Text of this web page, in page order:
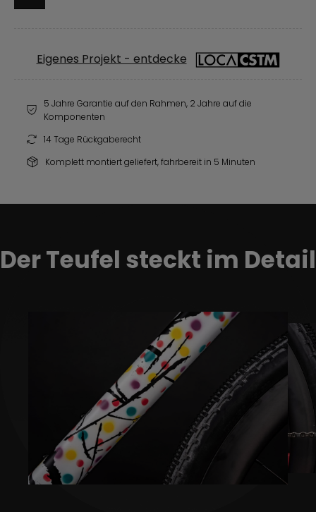
Eigenes Projekt - entdecke
5 Jahre Garantie auf den Rahmen, 2 Jahre auf die
Komponenten
14 Tage Rückgaberecht
Komplett montiert geliefert, fahrbereit in 5 Minuten
Der Teufel steckt im Detail